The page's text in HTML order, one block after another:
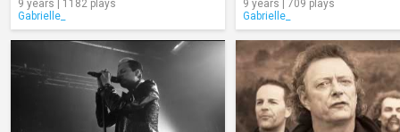
9 years | 1182 plays
Gabrielle_
9 years | 709 plays
Gabrielle_